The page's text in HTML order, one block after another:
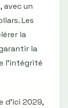
avec un
Les
la
la
l’intégrité
d’ici 2029,